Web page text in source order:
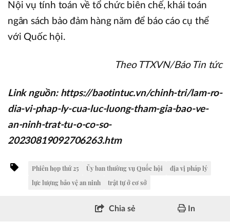
Nội vụ tính toán về tổ chức biên chế, khái toán
ngân sách bảo đảm hàng năm để báo cáo cụ thể
với Quốc hội.
Theo TTXVN/Báo Tin tức
Link nguồn: https://baotintuc.vn/chinh-tri/lam-ro-
dia-vi-phap-ly-cua-luc-luong-tham-gia-bao-ve-
an-ninh-trat-tu-o-co-so-
20230819092706263.htm
Phiên họp thứ 25 Ủy ban thường vụ Quốc hội
địa vị pháp lý
lực lượng bảo vệ an ninh
trật tự ở cơ sở
Chia sẻ In